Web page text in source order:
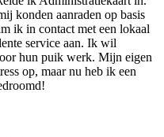
konden aanraden op basis
ik in contact met een lokaal
service aan. Ik wil
hun puik werk. Mijn eigen
op, maar nu heb ik een